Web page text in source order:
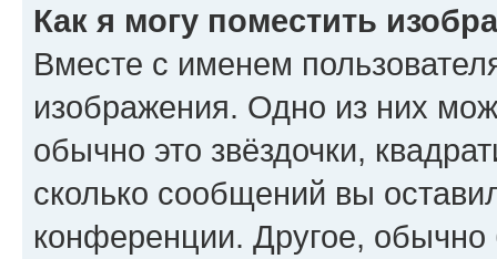
Как я могу поместить
Вместе с именем
изображения. Одно из них
обычно это звёздочки,
сколько сообщений вы
конференции. Другое,